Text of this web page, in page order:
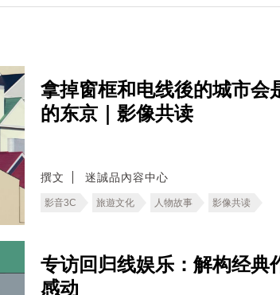
拿掉窗框和电线後的城市会
的东京｜影像共读
撰文 迷誠品內容中心
影音3C 旅遊文化 人物故事 影像共读
专访回归线娱乐：解构经
感动